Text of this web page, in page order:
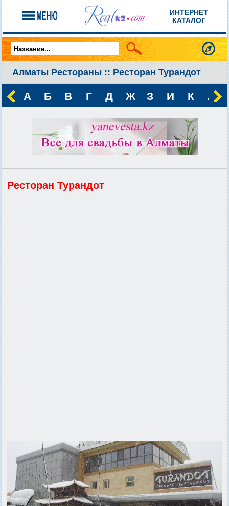
ИНТЕРНЕТ
КАТАЛОГ
Алматы Рестораны :: Ресторан Турандот
А Б В Г Д Ж З И К Л
Ресторан Турандот